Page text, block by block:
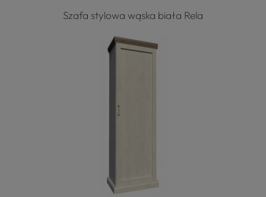
Szafa stylowa wąska biała Rela